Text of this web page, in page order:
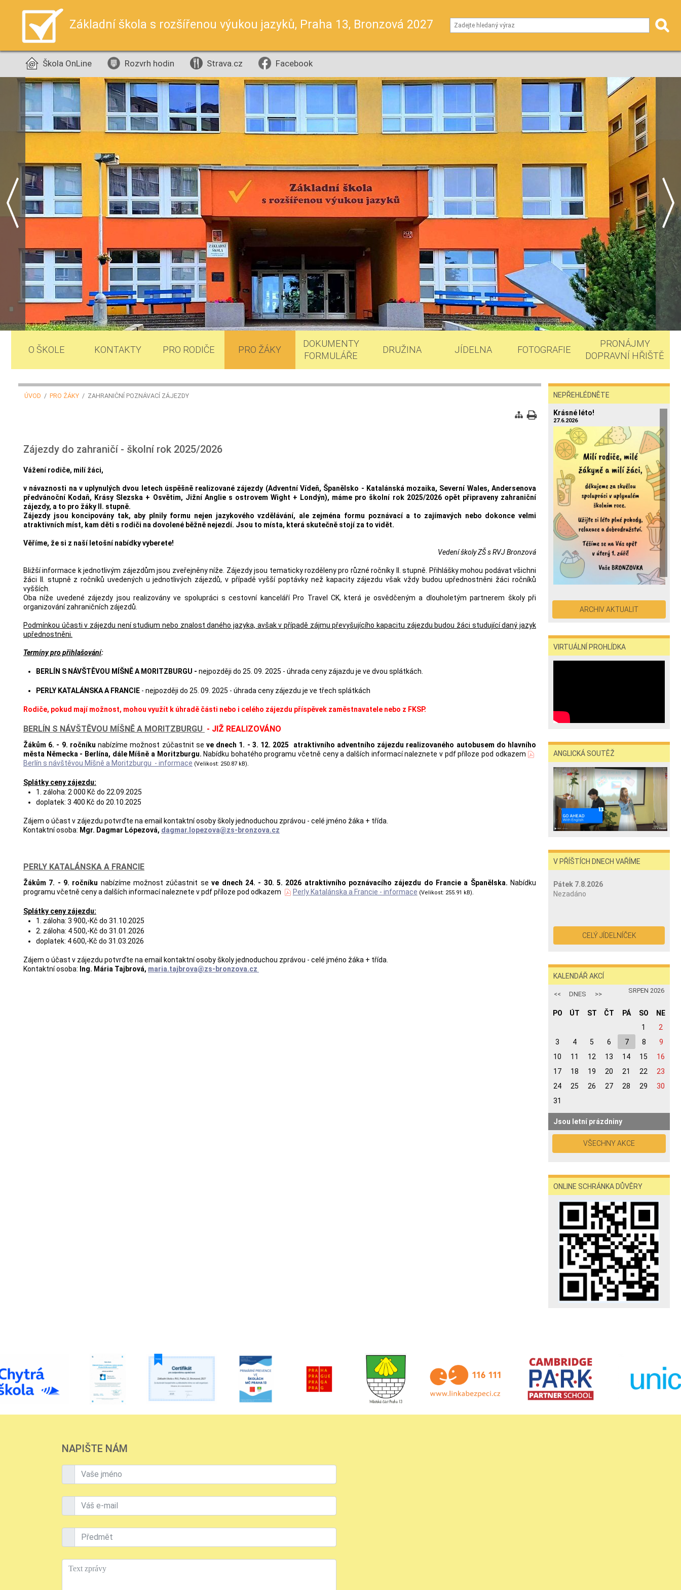
Základní škola s rozšířenou výukou jazyků, Praha 13, Bronzová 2027
Škola OnLine Rozvrh hodin Strava.cz Facebook
O ŠKOLE KONTAKTY PRO RODIČE PRO ŽÁKY
DOKUMENTY
FORMULÁŘE
DRUŽINA JÍDELNA FOTOGRAFIE
PRONÁJMY
DOPRAVNÍ HŘIŠTĚ
ÚVOD / PRO ŽÁKY / ZAHRANIČNÍ POZNÁVACÍ ZÁJEZDY
Zájezdy do zahraničí - školní rok 2025/2026
Vážení rodiče, milí žáci,
v návaznosti na v uplynulých dvou letech úspěšně realizované zájezdy (Adventní Vídeň, Španělsko - Katalánská mozaika, Severní Wales, Andersenova
předvánoční Kodaň, Krásy Slezska + Osvětim, Jižní Anglie s ostrovem Wight + Londýn), máme pro školní rok 2025/2026 opět připraveny zahraniční
zájezdy, a to pro žáky II. stupně.
Zájezdy jsou koncipovány tak, aby plnily formu nejen jazykového vzdělávání, ale zejména formu poznávací a to zajímavých nebo dokonce velmi
atraktivních míst, kam děti s rodiči na dovolené běžně nejezdí. Jsou to místa, která skutečně stojí za to vidět.
Věříme, že si z naší letošní nabídky vyberete!
Vedení školy ZŠ s RVJ Bronzová
Bližší informace k jednotlivým zájezdům jsou zveřejněny níže. Zájezdy jsou tematicky rozděleny pro různé ročníky II. stupně. Přihlášky mohou podávat všichni
žáci II. stupně z ročníků uvedených u jednotlivých zájezdů, v případě vyšší poptávky než kapacity zájezdu však vždy budou upřednostněni žáci ročníků
vyšších.
Oba níže uvedené zájezdy jsou realizovány ve spolupráci s cestovní kanceláří Pro Travel CK, která je osvědčeným a dlouholetým partnerem školy při
organizování zahraničních zájezdů.
Podmínkou účasti v zájezdu není studium nebo znalost daného jazyka, avšak v případě zájmu převyšujícího kapacitu zájezdu budou žáci studující daný jazyk
upřednostněni.
Termíny pro přihlašování:
BERLÍN S NÁVŠTĚVOU MÍŠNĚ A MORITZBURGU - nejpozději do 25. 09. 2025 - úhrada ceny zájazdu je ve dvou splátkách.
PERLY KATALÁNSKA A FRANCIE - nejpozději do 25. 09. 2025 - úhrada ceny zájezdu je ve třech splátkách
Rodiče, pokud mají možnost, mohou využít k úhradě části nebo i celého zájezdu příspěvek zaměstnavatele nebo z FKSP.
BERLÍN S NÁVŠTĚVOU MÍŠNĚ A MORITZBURGU - JIŽ REALIZOVÁNO
Žákům 6. - 9. ročníku nabízíme možnost zúčastnit se ve dnech 1. - 3. 12. 2025 atraktivního adventního zájezdu realizovaného autobusem do hlavního
města Německa - Berlína, dále Míšně a Moritzburgu. Nabídku bohatého programu včetně ceny a dalších informací naleznete v pdf příloze pod odkazem
Berlín s návštěvou Míšně a Moritzburgu - informace (Velikost: 250.87 kB)
Splátky ceny zájezdu:
1. záloha: 2 000 Kč do 22.09.2025
doplatek: 3 400 Kč do 20.10.2025
Zájem o účast v zájezdu potvrďte na email kontaktní osoby školy jednoduchou zprávou - celé jméno žáka + třída.
Kontaktní osoba: Mgr. Dagmar Lópezová, dagmar.lopezova@zs-bronzova.cz
PERLY KATALÁNSKA A FRANCIE
Žákům 7. - 9. ročníku nabízíme možnost zúčastnit se ve dnech 24. - 30. 5. 2026 atraktivního poznávacího zájezdu do Francie a Španělska. Nabídku
programu včetně ceny a dalších informací naleznete v pdf příloze pod odkazem
Perly Katalánska a Francie - informace (Velikost: 255.91 kB)
Splátky ceny zájezdu:
1. záloha: 3 900,-Kč do 31.10.2025
2. záloha: 4 500,-Kč do 31.01.2026
doplatek: 4 600,-Kč do 31.03.2026
Zájem o účast v zájezdu potvrďte na email kontaktní osoby školy jednoduchou zprávou - celé jméno žáka + třída.
Kontaktní osoba: Ing. Mária Tajbrová, maria.tajbrova@zs-bronzova.cz
NEPŘEHLÉDNĚTE
Krásné léto!
27.6.2026
ARCHIV AKTUALIT
VIRTUÁLNÍ PROHLÍDKA
ANGLICKÁ SOUTĚŽ
V PŘÍŠTÍCH DNECH VAŘÍME
Pátek 7.8.2026
Nezadáno
CELÝ JÍDELNÍČEK
KALENDÁŘ AKCÍ
<< DNES >> SRPEN 2026
32. KALENDÁŘNÍ TÝDEN
PO ÚT ST ČT PÁ SO
NE
1
2
3
4 5 6 7 8
9
10
11 12 13 14 15
16
17
18 19 20 21 22
23
24
25 26 27 28 29
30
31
Jsou letní prázdniny
VŠECHNY AKCE
ONLINE SCHRÁNKA DŮVĚRY
NAPIŠTE NÁM
Vaše jméno
Váš e-mail
Předmět
Text